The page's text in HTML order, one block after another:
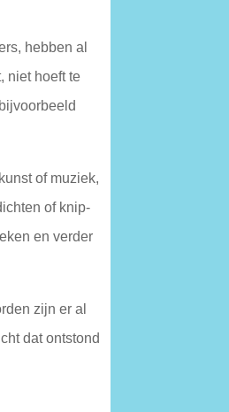
hebben al
niet hoeft te
of muziek,
of knip-
en verder
zijn er al
dat ontstond